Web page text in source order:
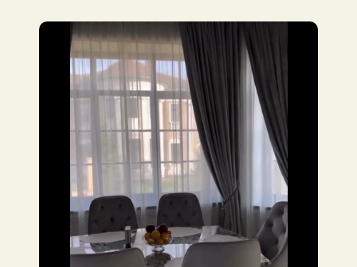
Проекты, которые
разрабатываются с